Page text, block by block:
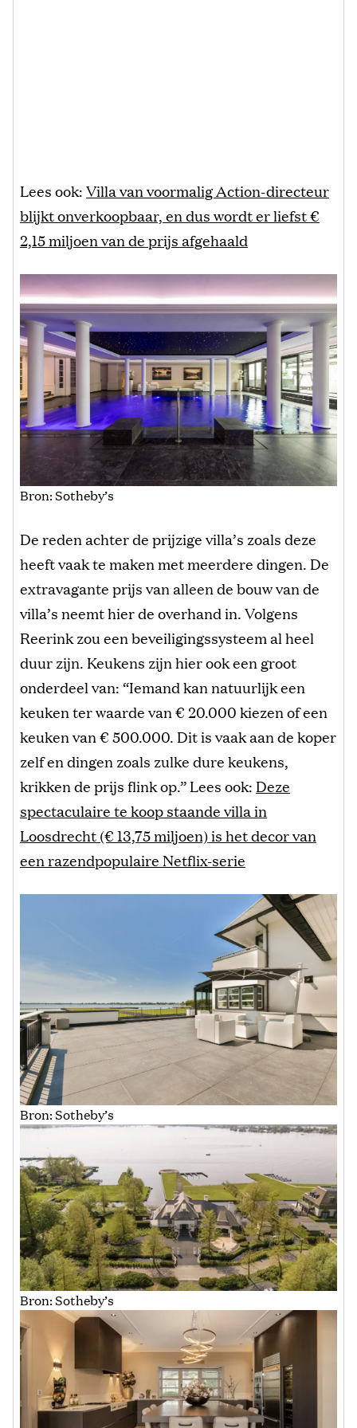
Lees ook:Villa van voormalig Action-directeur
blijkt onverkoopbaar, en dus wordt er liefst €
2,15 miljoen van de prijs afgehaald
Bron: Sotheby’s
De reden achter de prijzige villa’s zoals deze
heeft vaak te maken met meerdere dingen. De
extravagante prijs van alleen de bouw van de
villa’s neemt hier de overhand in. Volgens
Reerink zou een beveiligingssysteem al heel
duur zijn. Keukens zijn hier ook een groot
onderdeel van: “Iemand kan natuurlijk een
keuken ter waarde van € 20.000 kiezen of een
keuken van € 500.000. Dit is vaak aan de koper
zelf en dingen zoals zulke dure keukens,
krikken de prijs flink op.” Lees ook: Deze
spectaculaire te koop staande villa in
Loosdrecht (€ 13,75 miljoen) is het decor van
een razendpopulaire Netflix-serie
Bron: Sotheby’s
Bron: Sotheby’s